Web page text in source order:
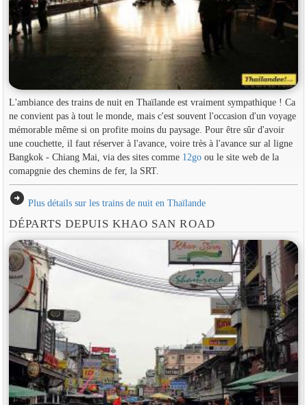
L'ambiance des trains de nuit en Thaïlande est vraiment sympathique ! Ca
ne convient pas à tout le monde, mais c'est souvent l'occasion d'un voyage
mémorable même si on profite moins du paysage. Pour être sûr d'avoir
une couchette, il faut réserver à l'avance, voire très à l'avance sur al ligne
Bangkok - Chiang Mai, via des sites comme 12goou le site web de la
comapgnie des chemins de fer, la SRT.
arrow_circle_right Plus détails sur les trains de nuit en Thaïlande
DÉPARTS DEPUIS KHAO SAN ROAD